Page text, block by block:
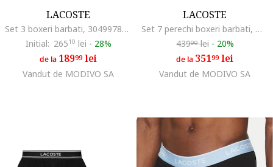
LACOSTE
Set 3 boxeri barbati, 304997839, Bumbac, Multicolor, Multicolor
Initial: 26510 lei - 28%
de la 18999lei
Vandut de MODIVO SA
LACOSTE
Set 7 perechi boxeri barbati, Negru
43999lei - 20%
de la 35199lei
Vandut de MODIVO SA